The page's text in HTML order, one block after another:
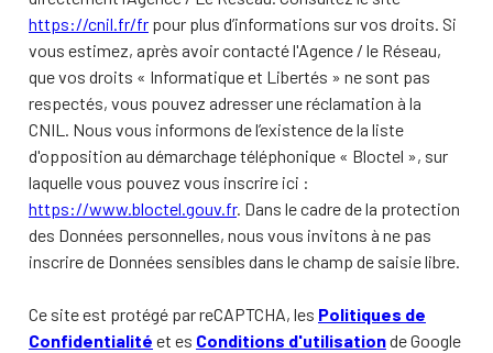
https://cnil.fr/fr pour plus d’informations sur vos droits. Si
vous estimez, après avoir contacté l'Agence / le Réseau,
que vos droits « Informatique et Libertés » ne sont pas
respectés, vous pouvez adresser une réclamation à la
CNIL. Nous vous informons de l’existence de la liste
d'opposition au démarchage téléphonique « Bloctel », sur
laquelle vous pouvez vous inscrire ici :
https://www.bloctel.gouv.fr. Dans le cadre de la protection
des Données personnelles, nous vous invitons à ne pas
inscrire de Données sensibles dans le champ de saisie libre.
Ce site est protégé par reCAPTCHA, les Politiques de
Confidentialité et es Conditions d'utilisationde Google